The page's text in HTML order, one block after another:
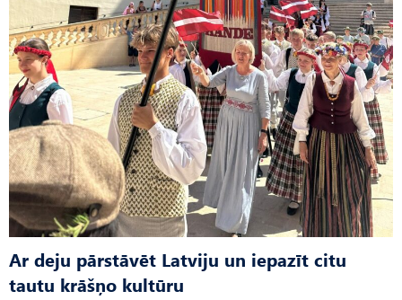
Ar deju pārstāvēt Latviju un iepazīt citu
tautu krāšņo kultūru